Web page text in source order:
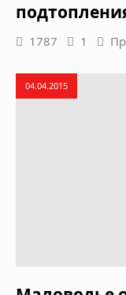
1787 1
04.04.2015